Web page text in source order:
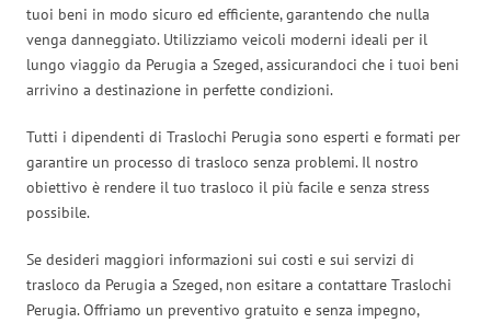
tuoi beni in modo sicuro ed efficiente, garantendo che nulla
venga danneggiato. Utilizziamo veicoli moderni ideali per il
lungo viaggio da Perugia a Szeged, assicurandoci che i tuoi beni
arrivino a destinazione in perfette condizioni.
Tutti i dipendenti di Traslochi Perugia sono esperti e formati per
garantire un processo di trasloco senza problemi. Il nostro
obiettivo è rendere il tuo trasloco il più facile e senza stress
possibile.
Se desideri maggiori informazioni sui costi e sui servizi di
trasloco da Perugia a Szeged, non esitare a contattare Traslochi
Perugia. Offriamo un preventivo gratuito e senza impegno,